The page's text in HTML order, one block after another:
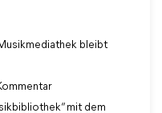
bleibt
mit dem